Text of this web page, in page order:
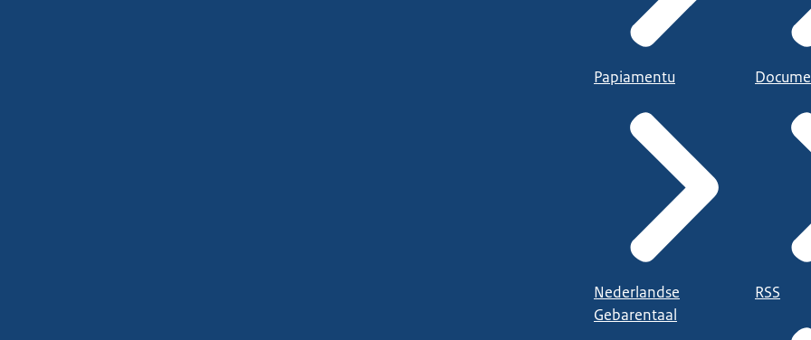
Papiamentu
Nederlandse
Gebarentaal
RSS